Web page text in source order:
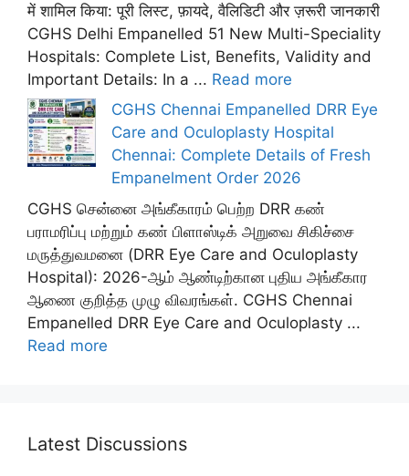
में शामिल किया: पूरी लिस्ट, फ़ायदे, वैलिडिटी और ज़रूरी जानकारी
CGHS Delhi Empanelled 51 New Multi-Speciality
Hospitals: Complete List, Benefits, Validity and
Important Details: In a ... Read more
CGHS Chennai Empanelled DRR Eye
Care and Oculoplasty Hospital
Chennai: Complete Details of Fresh
Empanelment Order 2026
CGHS சென்னை அங்கீகாரம் பெற்ற DRR கண்
பராமரிப்பு மற்றும் கண் பிளாஸ்டிக் அறுவை சிகிச்சை
மருத்துவமனை (DRR Eye Care and Oculoplasty
Hospital): 2026-ஆம் ஆண்டிற்கான புதிய அங்கீகார
ஆணை குறித்த முழு விவரங்கள். CGHS Chennai
Empanelled DRR Eye Care and Oculoplasty ...
Read more
Latest Discussions